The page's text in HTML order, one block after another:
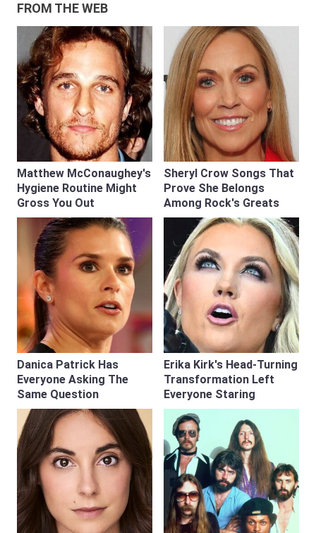
FROM THE WEB
Matthew McConaughey's
Hygiene Routine Might
Gross You Out
Sheryl Crow Songs That
Prove She Belongs
Among Rock's Greats
Danica Patrick Has
Everyone Asking The
Same Question
Erika Kirk's Head-Turning
Transformation Left
Everyone Staring